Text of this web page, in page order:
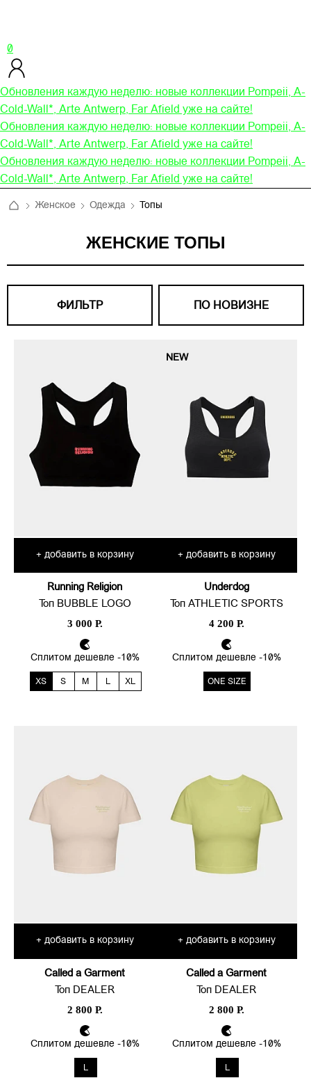
0
Обновления каждую неделю: новые коллекции Pompeii, A-
Cold-Wall*, Arte Antwerp, Far Afield уже на сайте!
Обновления каждую неделю: новые коллекции Pompeii, A-
Cold-Wall*, Arte Antwerp, Far Afield уже на сайте!
Обновления каждую неделю: новые коллекции Pompeii, A-
Cold-Wall*, Arte Antwerp, Far Afield уже на сайте!
Женское Одежда Топы
ЖЕНСКИЕ ТОПЫ
ФИЛЬТР ПО НОВИЗНЕ
+ добавить в корзину
Running Religion
Топ BUBBLE LOGO
3 000 Р.
Сплитом дешевле -10%
XS S M L XL
NEW
+ добавить в корзину
Underdog
Топ ATHLETIC SPORTS
4 200 Р.
Сплитом дешевле -10%
ONE SIZE
+ добавить в корзину
Called a Garment
Топ DEALER
2 800 Р.
Сплитом дешевле -10%
L
+ добавить в корзину
Called a Garment
Топ DEALER
2 800 Р.
Сплитом дешевле -10%
L